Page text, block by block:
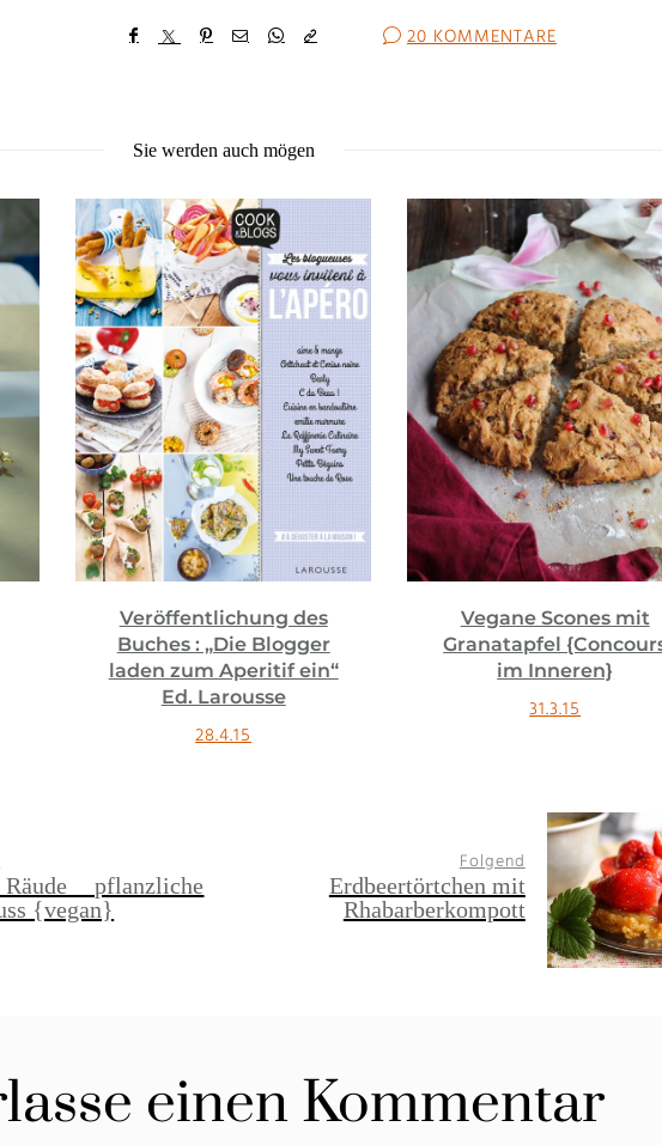
20 KOMMENTARE
Sie werden auch mögen
Veröffentlichung des
Buches : „Die Blogger
laden zum Aperitif ein“
Ed. Larousse
28.4.15
Vegane Scones mit
Granatapfel
im Inneren}
31.3.15
pflanzliche
{vegan}
Folgend
Erdbeertörtchen mit
Rhabarberkompott
einen Kommentar